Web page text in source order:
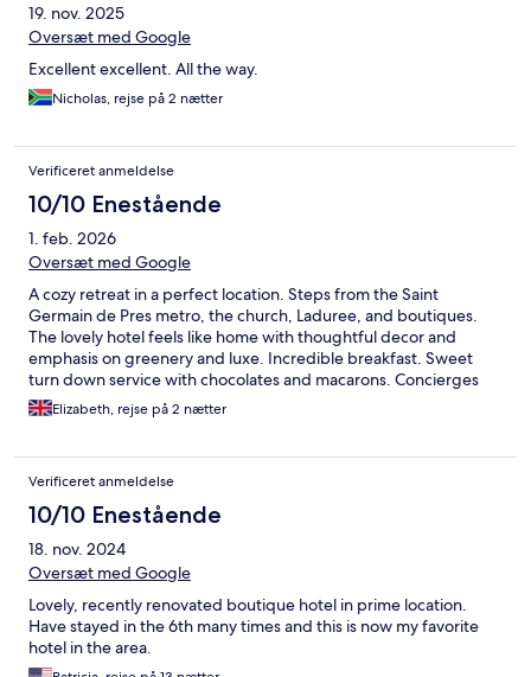
19. nov. 2025
Oversæt med Google
Excellent excellent. All the way.
Nicholas, rejse på 2 nætter
Verificeret anmeldelse
10/10 Enestående
1. feb. 2026
Oversæt med Google
A cozy retreat in a perfect location. Steps from the Saint
Germain de Pres metro, the church, Laduree, and boutiques.
The lovely hotel feels like home with thoughtful decor and
emphasis on greenery and luxe. Incredible breakfast. Sweet
turn down service with chocolates and macarons. Concierges
went above and beyond. Cheerful and so professional. I cannot
imagine staying anywhere else. Absolutely superb. Merci à tous!
Elizabeth, rejse på 2 nætter
Verificeret anmeldelse
10/10 Enestående
18. nov. 2024
Oversæt med Google
Lovely, recently renovated boutique hotel in prime location.
Have stayed in the 6th many times and this is now my favorite
hotel in the area.